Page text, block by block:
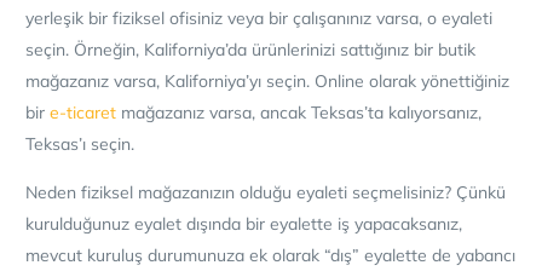
yerleşik bir fiziksel ofisiniz veya bir çalışanınız varsa, o eyaleti
seçin. Örneğin, Kaliforniya’da ürünlerinizi sattığınız bir butik
mağazanız varsa, Kaliforniya’yı seçin. Online olarak yönettiğiniz
bir e-ticaretmağazanız varsa, ancak Teksas’ta kalıyorsanız,
Teksas’ı seçin.
Neden fiziksel mağazanızın olduğu eyaleti seçmelisiniz? Çünkü
kurulduğunuz eyalet dışında bir eyalette iş yapacaksanız,
mevcut kuruluş durumunuza ek olarak “dış” eyalette de yabancı